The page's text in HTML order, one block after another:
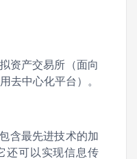
资产交易所（面向
去中心化平台）。
含最先进技术的加
还可以实现信息传